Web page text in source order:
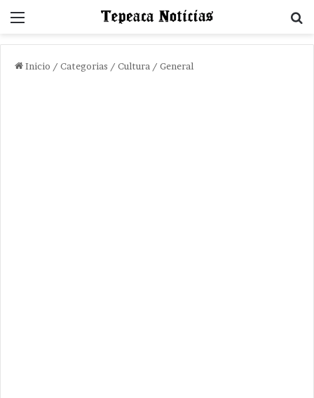
Menu
Inicio / Categorias / Cultura / General